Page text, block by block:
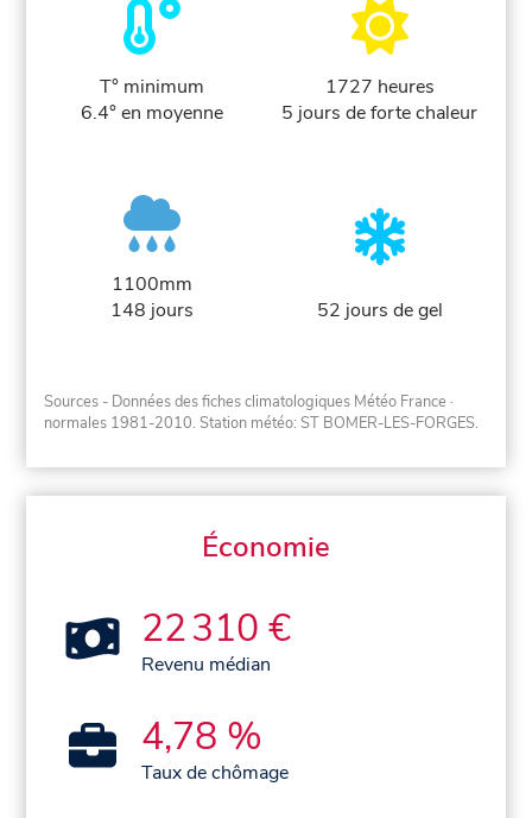
T° minimum
6.4° en moyenne
1727 heures
5 jours de forte chaleur
1100mm
148 jours
52 jours de gel
Sources - Données des fiches climatologiques Météo France ·
normales 1981-2010. Station météo: ST BOMER-LES-FORGES.
Économie
22 310 €
Revenu médian
4,78 %
Taux de chômage